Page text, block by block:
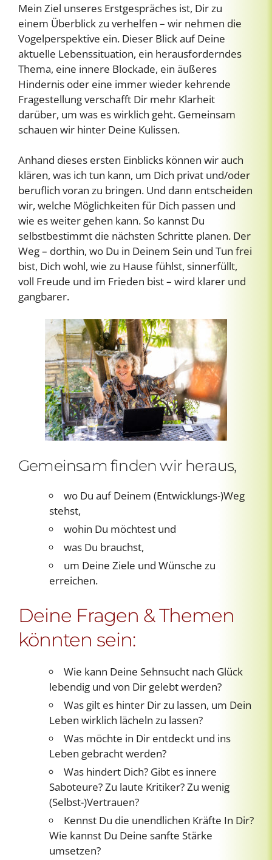
Mein Ziel unseres Erstgespräches ist, Dir zu
einem Überblick zu verhelfen – wir nehmen die
Vogelperspektive ein. Dieser Blick auf Deine
aktuelle Lebenssituation, ein herausforderndes
Thema, eine innere Blockade, ein äußeres
Hindernis oder eine immer wieder kehrende
Fragestellung verschafft Dir mehr Klarheit
darüber, um was es wirklich geht. Gemeinsam
schauen wir hinter Deine Kulissen.
Anhand dieses ersten Einblicks können wir auch
klären, was ich tun kann, um Dich privat und/oder
beruflich voran zu bringen. Und dann entscheiden
wir, welche Möglichkeiten für Dich passen und
wie es weiter gehen kann. So kannst Du
selbstbestimmt die nächsten Schritte planen. Der
Weg – dorthin, wo Du in Deinem Sein und Tun frei
bist, Dich wohl, wie zu Hause fühlst, sinnerfüllt,
voll Freude und im Frieden bist – wird klarer und
gangbarer.
Gemeinsam finden wir heraus,
wo Du auf Deinem (Entwicklungs-)Weg
stehst,
wohin Du möchtest und
was Du brauchst,
um Deine Ziele und Wünsche zu
erreichen.
Deine Fragen & Themen
könnten sein:
Wie kann Deine Sehnsucht nach Glück
lebendig und von Dir gelebt werden?
Was gilt es hinter Dir zu lassen, um Dein
Leben wirklich lächeln zu lassen?
Was möchte in Dir entdeckt und ins
Leben gebracht werden?
Was hindert Dich? Gibt es innere
Saboteure? Zu laute Kritiker? Zu wenig
(Selbst-)Vertrauen?
Kennst Du die unendlichen Kräfte In Dir?
Wie kannst Du Deine sanfte Stärke
umsetzen?